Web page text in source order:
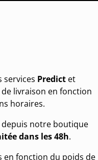
services Predict et
livraison en fonction
horaires.
notre boutique
dans les 48h.
en fonction du poids de